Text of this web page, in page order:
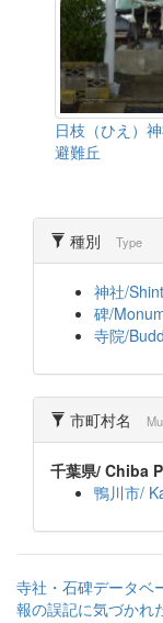
日枝（ひえ）
避難丘
種別 Type
神社/
碑/
寺院/
市町村名
千葉県/ Chiba
鴨川市/
寺社・石碑データベ
報の誤記に気づかれ